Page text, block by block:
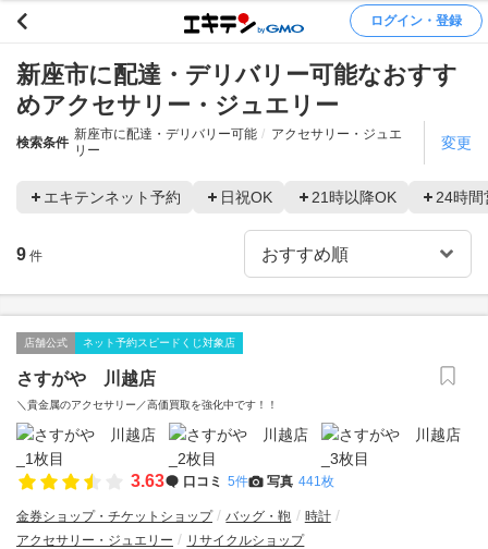
ログイン・登録
新座市に配達・デリバリー可能なおすす
めアクセサリー・ジュエリー
検索条件
新座市に配達・デリバリー可能
アクセサリー・ジュエ
リー
変更
エキテンネット予約 日祝OK 21時以降OK 24時間
9 件
店舗公式 ネット予約スピードくじ対象店
さすがや 川越店
＼貴金属のアクセサリー／高価買取を強化中です！！
3.63 口コミ 5件 写真 441枚
金券ショップ・チケットショップ バッグ・鞄
時計
アクセサリー・ジュエリー
リサイクルショップ